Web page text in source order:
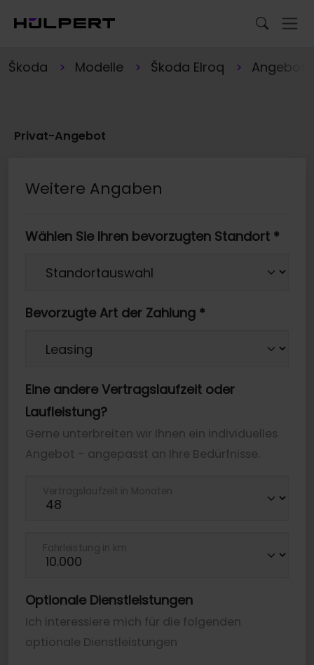
Škoda Modelle Škoda Elroq Angebote
Privat-Angebot
Weitere Angaben
Wählen Sie Ihren bevorzugten Standort *
Bevorzugte Art der Zahlung *
Eine andere Vertragslaufzeit oder
Laufleistung?
Gerne unterbreiten wir Ihnen ein individuelles
Angebot - angepasst an Ihre Bedürfnisse.
Vertragslaufzeit in Monaten
Fahrleistung in km
Optionale Dienstleistungen
Ich interessiere mich für die folgenden
optionale Dienstleistungen